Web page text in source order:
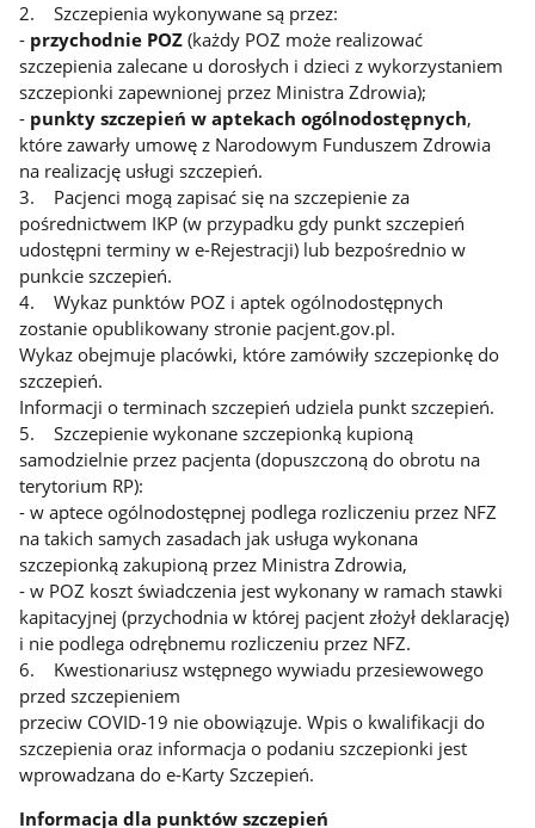
2. Szczepienia wykonywane są przez:
- przychodnie POZ (każdy POZ może realizować
szczepienia zalecane u dorosłych i dzieci z wykorzystaniem
szczepionki zapewnionej przez Ministra Zdrowia);
- punkty szczepień w aptekach ogólnodostępnych,
które zawarły umowę z Narodowym Funduszem Zdrowia
na realizację usługi szczepień.
3. Pacjenci mogą zapisać się na szczepienie za
pośrednictwem IKP (w przypadku gdy punkt szczepień
udostępni terminy w e-Rejestracji) lub bezpośrednio w
punkcie szczepień.
4. Wykaz punktów POZ i aptek ogólnodostępnych
zostanie opublikowany stronie pacjent.gov.pl.
Wykaz obejmuje placówki, które zamówiły szczepionkę do
szczepień.
Informacji o terminach szczepień udziela punkt szczepień.
5. Szczepienie wykonane szczepionką kupioną
samodzielnie przez pacjenta (dopuszczoną do obrotu na
terytorium RP):
- w aptece ogólnodostępnej podlega rozliczeniu przez NFZ
na takich samych zasadach jak usługa wykonana
szczepionką zakupioną przez Ministra Zdrowia,
- w POZ koszt świadczenia jest wykonany w ramach stawki
kapitacyjnej (przychodnia w której pacjent złożył deklarację)
i nie podlega odrębnemu rozliczeniu przez NFZ.
6. Kwestionariusz wstępnego wywiadu przesiewowego
przed szczepieniem
przeciw COVID-19 nie obowiązuje. Wpis o kwalifikacji do
szczepienia oraz informacja o podaniu szczepionki jest
wprowadzana do e-Karty Szczepień.
Informacja dla punktów szczepień